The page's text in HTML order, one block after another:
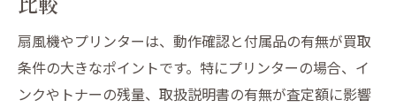
扇風機やプリンターは、動作確認と付属品の有無が買取
条件の大きなポイントです。特にプリンターの場合、イ
ンクやトナーの残量、取扱説明書の有無が査定額に影響